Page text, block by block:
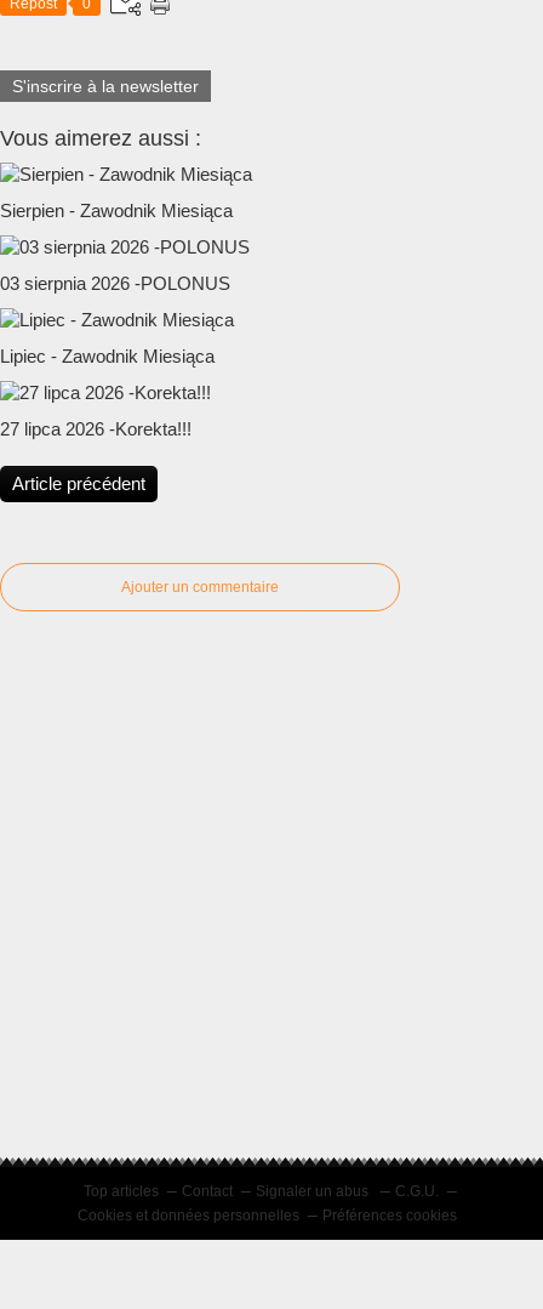
Repost 0
S'inscrire à la newsletter
Vous aimerez aussi :
Sierpien - Zawodnik Miesiąca
03 sierpnia 2026 -POLONUS
Lipiec - Zawodnik Miesiąca
27 lipca 2026 -Korekta!!!
Article précédent
Ajouter un commentaire
Top articles Contact Signaler un abus
C.G.U.
Cookies et données personnelles
Préférences cookies